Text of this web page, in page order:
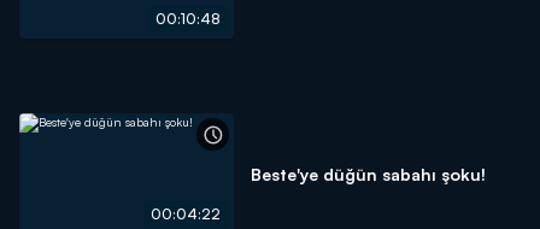
00:10:48
00:04:22
Beste'ye düğün sabahı şoku!